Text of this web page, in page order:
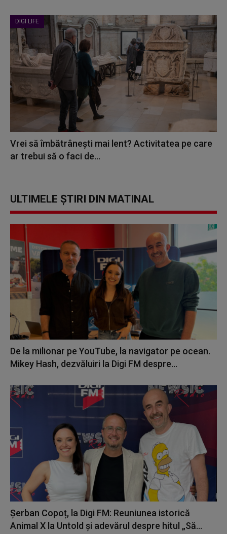
DIGI LIFE
Vrei să îmbătrânești mai lent? Activitatea pe care
ar trebui să o faci de...
ULTIMELE ȘTIRI DIN MATINAL
De la milionar pe YouTube, la navigator pe ocean.
Mikey Hash, dezvăluiri la Digi FM despre...
Șerban Copoț, la Digi FM: Reuniunea istorică
Animal X la Untold și adevărul despre hitul „Să...